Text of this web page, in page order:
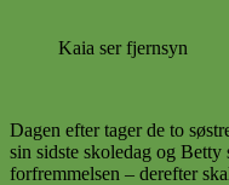
Kaia ser fjernsyn
Dagen efter tager de to
sin sidste skoledag og Betty
forfremmelsen – derefter